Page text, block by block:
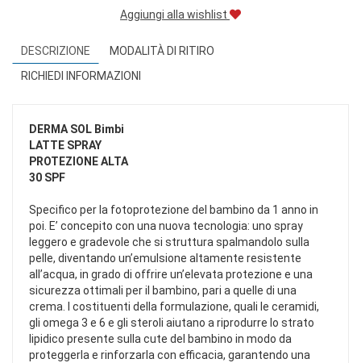
Aggiungi alla wishlist
DESCRIZIONE
MODALITÀ DI RITIRO
RICHIEDI INFORMAZIONI
DERMA SOL Bimbi
LATTE SPRAY
PROTEZIONE ALTA
30 SPF
Specifico per la fotoprotezione del bambino da 1 anno in
poi. E’ concepito con una nuova tecnologia: uno spray
leggero e gradevole che si struttura spalmandolo sulla
pelle, diventando un’emulsione altamente resistente
all’acqua, in grado di offrire un’elevata protezione e una
sicurezza ottimali per il bambino, pari a quelle di una
crema. I costituenti della formulazione, quali le ceramidi,
gli omega 3 e 6 e gli steroli aiutano a riprodurre lo strato
lipidico presente sulla cute del bambino in modo da
proteggerla e rinforzarla con efficacia, garantendo una